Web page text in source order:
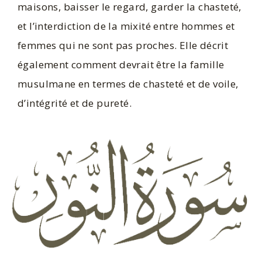
maisons, baisser le regard, garder la chasteté,
et l’interdiction de la mixité entre hommes et
femmes qui ne sont pas proches. Elle décrit
également comment devrait être la famille
musulmane en termes de chasteté et de voile,
d’intégrité et de pureté.